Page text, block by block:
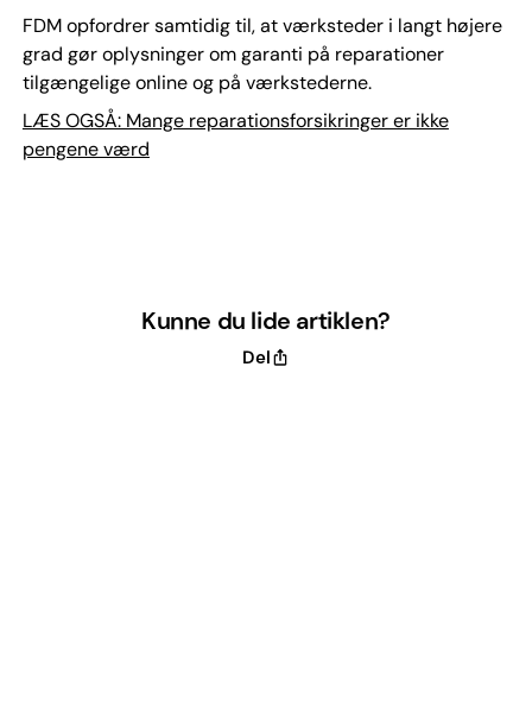
FDM opfordrer samtidig til, at værksteder i langt højere
grad gør oplysninger om garanti på reparationer
tilgængelige online og på værkstederne.
LÆS OGSÅ: Mange reparationsforsikringer er ikke
pengene værd
Kunne du lide artiklen?
Del